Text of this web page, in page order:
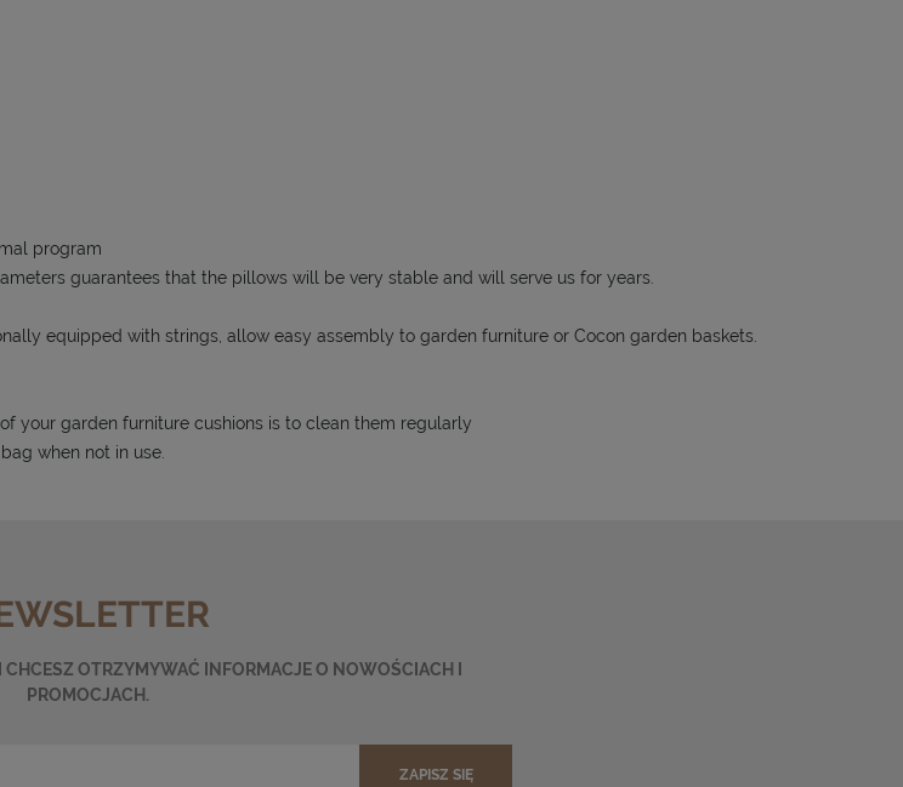
program
guarantees that the pillows will be very stable and will serve us for years.
equipped with strings, allow easy assembly to garden furniture or Cocon garden baskets.
your garden furniture cushions is to clean them regularly
when not in use.
OTRZYMYWAĆ INFORMACJE O NOWOŚCIACH I
PROMOCJACH.
ZAPISZ SIĘ